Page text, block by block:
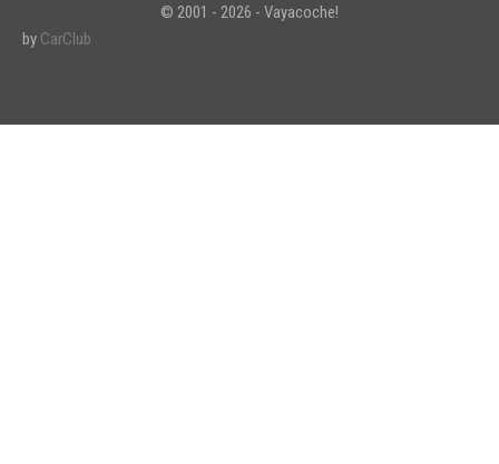
© 2001 - 2026 - Vayacoche!
by CarClub